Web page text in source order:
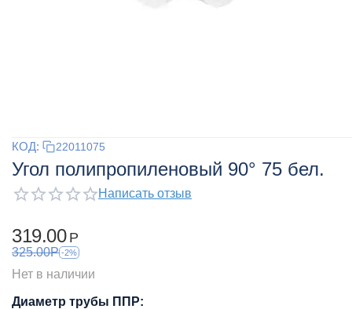
КОД: 22011075
Угол полипропиленовый 90° 75 бел.
Написать отзыв
319.00 Р
325.00Р -2%
Нет в наличии
Диаметр трубы ППР: